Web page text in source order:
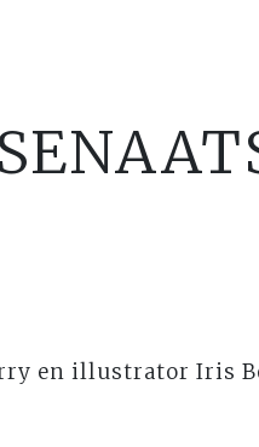
en illustrator Iris